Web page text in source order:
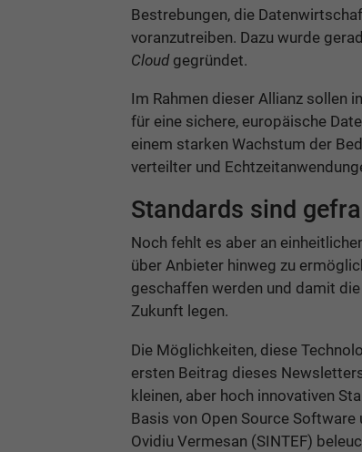
Bestrebungen, die
voranzutreiben. Dazu wurde
Cloudgegründet.
Im Rahmen dieser Allianz sollen
für eine sichere, europäische
einem starken Wachstum der
verteilter und
Standards sind
Noch fehlt es aber an
über Anbieter hinweg zu
geschaffen werden und damit
Zukunft legen.
Die Möglichkeiten, diese
ersten Beitrag dieses
kleinen, aber hoch innovativen
Basis von Open Source
Ovidiu Vermesan (SINTEF)